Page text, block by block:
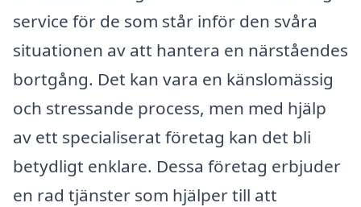
service för de som står inför den svåra
situationen av att hantera en närståendes
bortgång. Det kan vara en känslomässig
och stressande process, men med hjälp
av ett specialiserat företag kan det bli
betydligt enklare. Dessa företag erbjuder
en rad tjänster som hjälper till att